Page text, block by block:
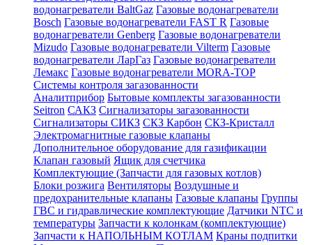
водонагреватели BaltGaz Газовые водонагреватели
Bosch Газовые водонагреватели FAST R Газовые
водонагреватели Genberg Газовые водонагреватели
Mizudo Газовые водонагреватели Vilterm Газовые
водонагреватели ЛарГаз Газовые водонагреватели
Лемакс Газовые водонагреватели MORA-TOP
Системы контроля загазованности
Аналитприбор Бытовые комплекты загазованности
Seitron САКЗ Сигнализаторы загазованности
Сигнализаторы СИКЗ СКЗ Карбон СКЗ-Кристалл
Электромагнитные газовые клапаны
Дополнительное оборудование для газификации
Клапан газовый Ящик для счетчика
Комплектующие (Запчасти для газовых котлов)
Блоки розжига Вентиляторы Воздушные и
предохранительные клапаны Газовые клапаны Группы
ГВС и гидравлические комплектующие Датчики NTC и
температуры Запчасти к колонкам (комплектующие)
Запчасти к НАПОЛЬНЫМ КОТЛАМ Краны подпитки